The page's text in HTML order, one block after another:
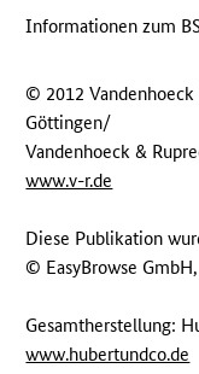
Informationen zum
© 2012 Vandenhoeck
Göttingen/
Vandenhoeck &
www.v-r.de
Diese Publikation
© EasyBrowse
Gesamtherstellung:
www.hubertundco.de